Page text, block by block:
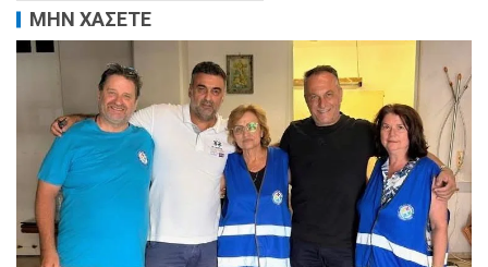
ΜΗΝ ΧΑΣΕΤΕ